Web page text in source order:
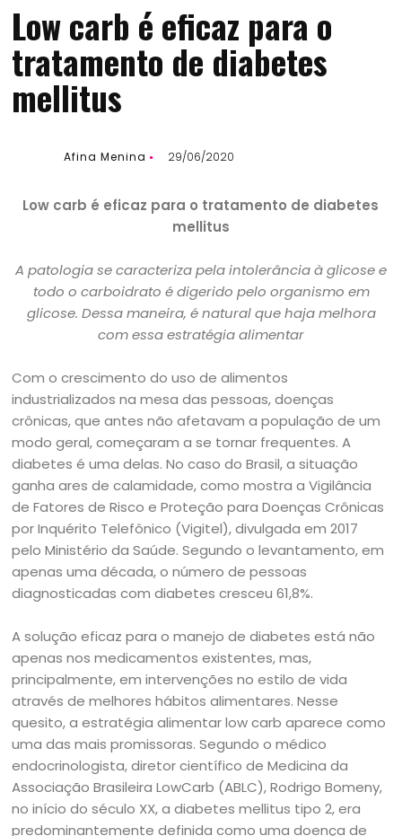
Low carb é eficaz para o
tratamento de diabetes
mellitus
Afina Menina 29/06/2020
Low carb é eficaz para o tratamento de diabetes
mellitus
A patologia se caracteriza pela intolerância à glicose e
todo o carboidrato é digerido pelo organismo em
glicose. Dessa maneira, é natural que haja melhora
com essa estratégia alimentar
Com o crescimento do uso de alimentos
industrializados na mesa das pessoas, doenças
crônicas, que antes não afetavam a população de um
modo geral, começaram a se tornar frequentes. A
diabetes é uma delas. No caso do Brasil, a situação
ganha ares de calamidade, como mostra a Vigilância
de Fatores de Risco e Proteção para Doenças Crônicas
por Inquérito Telefônico (Vigitel), divulgada em 2017
pelo Ministério da Saúde. Segundo o levantamento, em
apenas uma década, o número de pessoas
diagnosticadas com diabetes cresceu 61,8%.
A solução eficaz para o manejo de diabetes está não
apenas nos medicamentos existentes, mas,
principalmente, em intervenções no estilo de vida
através de melhores hábitos alimentares. Nesse
quesito, a estratégia alimentar low carb aparece como
uma das mais promissoras. Segundo o médico
endocrinologista, diretor científico de Medicina da
Associação Brasileira LowCarb (ABLC), Rodrigo Bomeny,
no início do século XX, a diabetes mellitus tipo 2, era
predominantemente definida como uma doença de